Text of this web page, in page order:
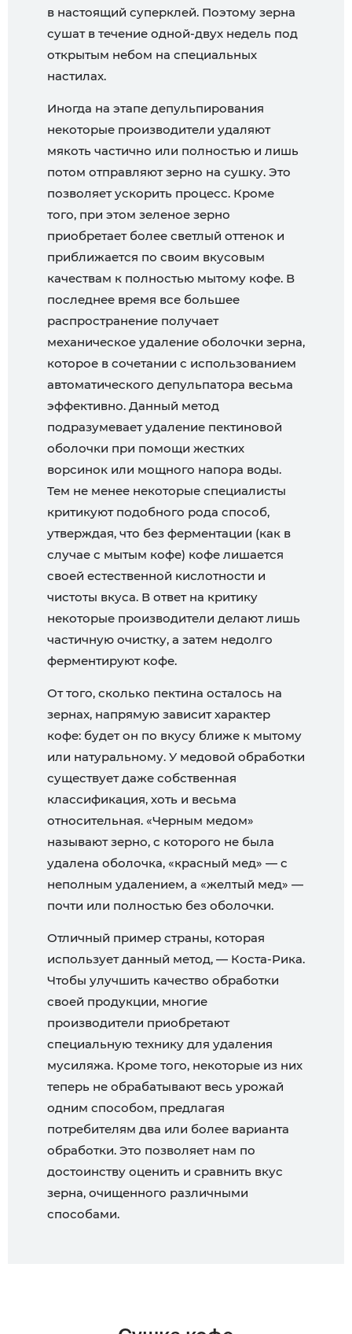
в настоящий суперклей. Поэтому зерна
сушат в течение одной-двух недель под
открытым небом на специальных
настилах.
Иногда на этапе депульпирования
некоторые производители удаляют
мякоть частично или полностью и лишь
потом отправляют зерно на сушку. Это
позволяет ускорить процесс. Кроме
того, при этом зеленое зерно
приобретает более светлый оттенок и
приближается по своим вкусовым
качествам к полностью мытому кофе. В
последнее время все большее
распространение получает
механическое удаление оболочки зерна,
которое в сочетании с использованием
автоматического депульпатора весьма
эффективно. Данный метод
подразумевает удаление пектиновой
оболочки при помощи жестких
ворсинок или мощного напора воды.
Тем не менее некоторые специалисты
критикуют подобного рода способ,
утверждая, что без ферментации (как в
случае с мытым кофе) кофе лишается
своей естественной кислотности и
чистоты вкуса. В ответ на критику
некоторые производители делают лишь
частичную очистку, а затем недолго
ферментируют кофе.
От того, сколько пектина осталось на
зернах, напрямую зависит характер
кофе: будет он по вкусу ближе к мытому
или натуральному. У медовой обработки
существует даже собственная
классификация, хоть и весьма
относительная. «Черным медом»
называют зерно, с которого не была
удалена оболочка, «красный мед» — с
неполным удалением, а «желтый мед» —
почти или полностью без оболочки.
Отличный пример страны, которая
использует данный метод, — Коста-Рика.
Чтобы улучшить качество обработки
своей продукции, многие
производители приобретают
специальную технику для удаления
мусиляжа. Кроме того, некоторые из них
теперь не обрабатывают весь урожай
одним способом, предлагая
потребителям два или более варианта
обработки. Это позволяет нам по
достоинству оценить и сравнить вкус
зерна, очищенного различными
способами.